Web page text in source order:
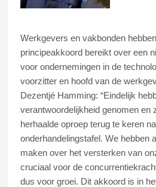
Werkgevers en vakbonden
principeakkoord bereikt over een
voor ondernemingen in de
voorzitter en hoofd van de
Dezentjé Hamming: “Eindelijk
verantwoordelijkheid genomen en
herhaalde oproep terug te keren
onderhandelingstafel. We hebben
maken over het versterken van
cruciaal voor de
dus voor groei. Dit akkoord is in